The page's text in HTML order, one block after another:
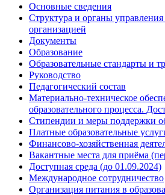
Основные сведения
Структура и органы управления
организацией
Документы
Образование
Образовательные стандарты и
Руководство
Педагогический состав
Материально-техническое
образовательного процесса.
Стипендии и меры поддержки
Платные образовательные
Финансово-хозяйственная
Вакантные места для приёма
Доступная среда (до 01.09.2024)
Международное сотрудничество
Организация питания в